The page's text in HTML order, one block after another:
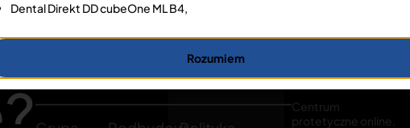
Centrum
protetyczne online.
Dental Direkt DD cubeOne ML B4,
Rozumiem